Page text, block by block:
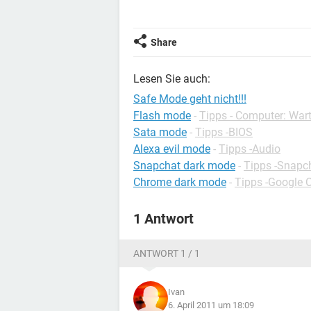
Share
Lesen Sie auch:
Safe Mode geht nicht!!!
Flash mode - Tipps - Computer:
Sata mode - Tipps -BIOS
Alexa evil mode - Tipps -Audio
Snapchat dark mode - Tipps -
Chrome dark mode - Tipps -Google
1 Antwort
ANTWORT 1 / 1
Ivan
6. April 2011 um 18:09